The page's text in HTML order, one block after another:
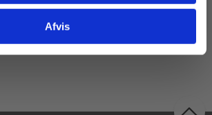
Afvis